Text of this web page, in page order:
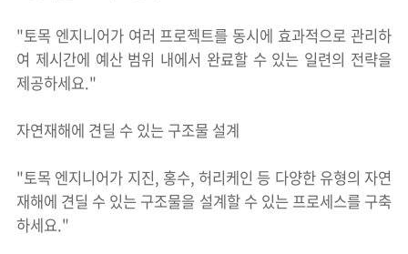
"토목 엔지니어가 여러 프로젝트를 동시에 효과적으로 관리하
여 제시간에 예산 범위 내에서 완료할 수 있는 일련의 전략을
제공하세요."
자연재해에 견딜 수 있는 구조물 설계
"토목 엔지니어가 지진, 홍수, 허리케인 등 다양한 유형의 자연
재해에 견딜 수 있는 구조물을 설계할 수 있는 프로세스를 구축
하세요."